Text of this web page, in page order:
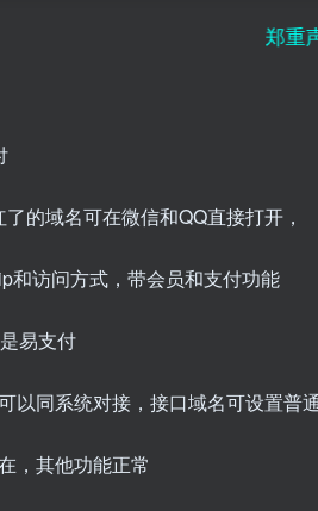
郑重声明：本
的域名可在微信和QQ直接打开，
和访问方式，带会员和支付功能
易支付
以同系统对接，接口域名可设置普
，其他功能正常